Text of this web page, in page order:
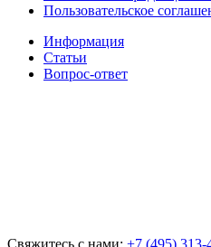
Пользовательское
Информация
Статьи
Вопрос-ответ
Свяжитесь с нами: +7 (495) 313-